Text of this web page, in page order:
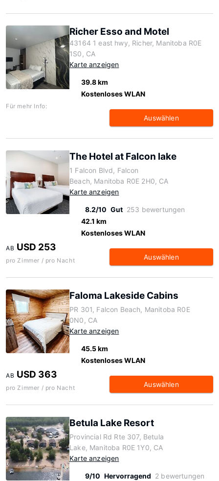
Richer Esso and Motel
43164 1 east hwy, Richer, Manitoba R0E
1S0, CA
Karte anzeigen
39.8 km
Kostenloses WLAN
Für mehr Info:
Auswählen
The Hotel at Falcon lake
1 Falcon Blvd, Falcon
Beach, Manitoba R0E 2H0, CA
Karte anzeigen
8.2/10 Gut 253 bewertungen
42.1 km
Kostenloses WLAN
AB USD 253
pro Zimmer / pro Nacht Auswählen
Faloma Lakeside Cabins
PR 301, Falcon Beach, Manitoba R0E
0N0, CA
Karte anzeigen
45.5 km
Kostenloses WLAN
AB USD 363
pro Zimmer / pro Nacht Auswählen
Betula Lake Resort
Provincial Rd Rte 307, Betula
Lake, Manitoba R0E 1Y0, CA
Karte anzeigen
9/10 Hervorragend 2 bewertungen